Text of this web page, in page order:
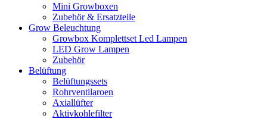
Mini Growboxen
Zubehör & Ersatzteile
Grow Beleuchtung
Growbox Komplettset Led Lampen
LED Grow Lampen
Zubehör
Belüftung
Belüftungssets
Rohrventilaroen
Axiallüfter
Aktivkohlefilter